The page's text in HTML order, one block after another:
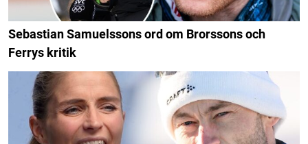
Sebastian Samuelssons ord om Brorssons och
Ferrys kritik